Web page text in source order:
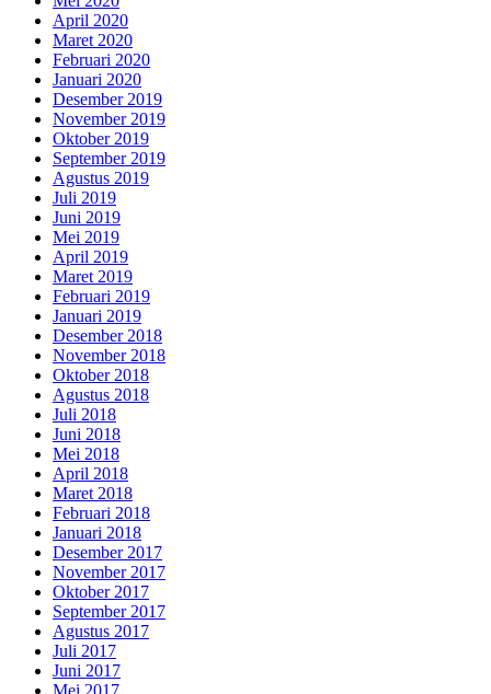
April 2020
Maret 2020
Februari 2020
Januari 2020
Desember 2019
November 2019
Oktober 2019
September 2019
Agustus 2019
Juli 2019
Juni 2019
Mei 2019
April 2019
Maret 2019
Februari 2019
Januari 2019
Desember 2018
November 2018
Oktober 2018
Agustus 2018
Juli 2018
Juni 2018
Mei 2018
April 2018
Maret 2018
Februari 2018
Januari 2018
Desember 2017
November 2017
Oktober 2017
September 2017
Agustus 2017
Juli 2017
Juni 2017
Mei 2017